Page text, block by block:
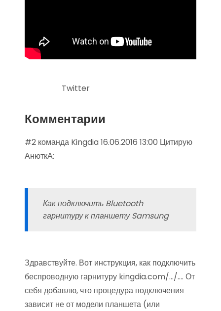
Twitter
Комментарии
#2 команда Kingdia 16.06.2016 13:00 Цитирую
АнюткА:
Как подключить Bluetooth
гарнитуру к планшету Samsung
Здравствуйте. Вот инструкция, как подключить
беспроводную гарнитуру kingdia.com/…/…. От
себя добавлю, что процедура подключения
зависит не от модели планшета (или